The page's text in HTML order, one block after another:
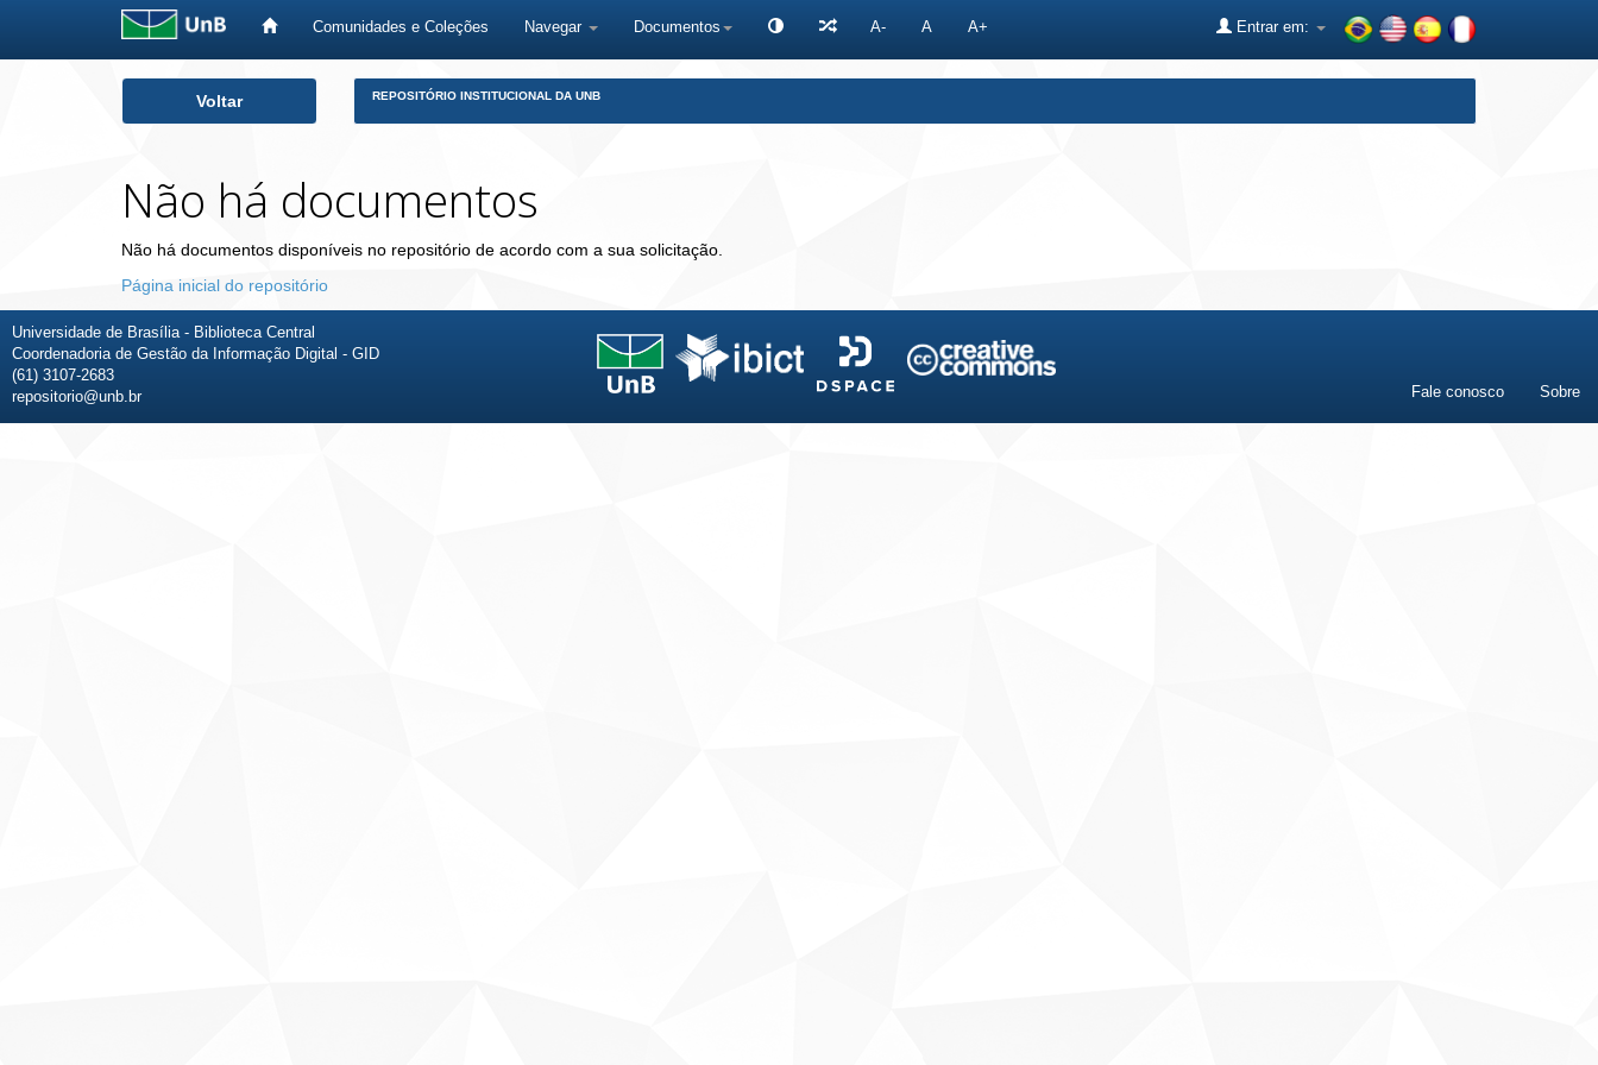
Comunidades e Coleções Navegar Documentos A- A A+ Entrar em:
Voltar REPOSITÓRIO INSTITUCIONAL DA UNB
Não há documentos
Não há documentos disponíveis no repositório de acordo com a sua solicitação.
Página inicial do repositório
Universidade de Brasília - Biblioteca Central
Coordenadoria de Gestão da Informação Digital - GID
(61) 3107-2683
repositorio@unb.br
Fale conosco Sobre